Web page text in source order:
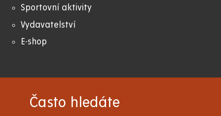
Sportovní aktivity
Vydavatelství
E-shop
Často hledáte